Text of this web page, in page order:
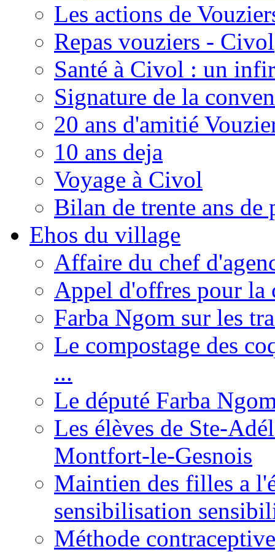
Les actions de
Repas vouziers - Civol
Santé à Civol : un
Signature de la
20 ans d'amitié
10 ans deja
Voyage à Civol
Bilan de trente ans
Ehos du village
Affaire du chef
Appel d'offres pour la
Farba Ngom sur les
Le compostage des
...
Le député Farba
Les élèves de Ste-
Montfort-le-Gesnois
Maintien des filles a
sensibilisation
Méthode